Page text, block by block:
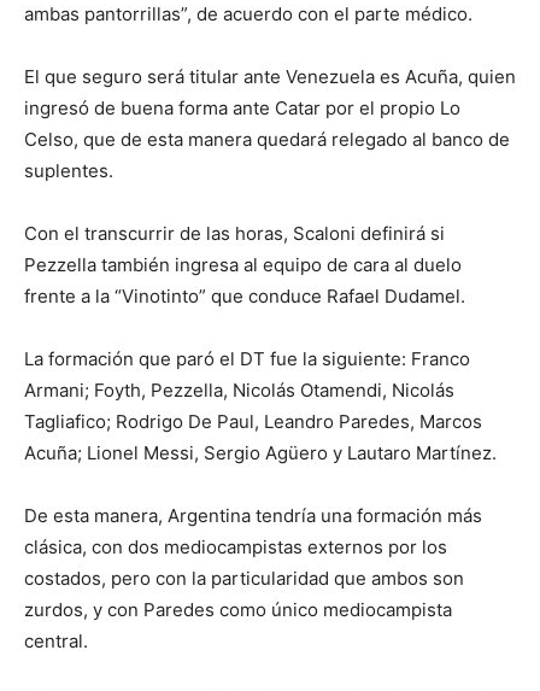
ambas pantorrillas”, de acuerdo con el parte médico.
El que seguro será titular ante Venezuela es Acuña, quien
ingresó de buena forma ante Catar por el propio Lo
Celso, que de esta manera quedará relegado al banco de
suplentes.
Con el transcurrir de las horas, Scaloni definirá si
Pezzella también ingresa al equipo de cara al duelo
frente a la “Vinotinto” que conduce Rafael Dudamel.
La formación que paró el DT fue la siguiente: Franco
Armani; Foyth, Pezzella, Nicolás Otamendi, Nicolás
Tagliafico; Rodrigo De Paul, Leandro Paredes, Marcos
Acuña; Lionel Messi, Sergio Agüero y Lautaro Martínez.
De esta manera, Argentina tendría una formación más
clásica, con dos mediocampistas externos por los
costados, pero con la particularidad que ambos son
zurdos, y con Paredes como único mediocampista
central.